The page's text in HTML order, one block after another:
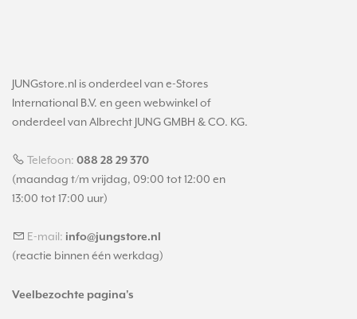
JUNGstore.nl is onderdeel van e-Stores
International B.V. en geen webwinkel of
onderdeel van Albrecht JUNG GMBH & CO. KG.
Telefoon: 088 28 29 370
(maandag t/m vrijdag, 09:00 tot 12:00 en
13:00 tot 17:00 uur)
E-mail: info@jungstore.nl
(reactie binnen één werkdag)
Veelbezochte pagina's